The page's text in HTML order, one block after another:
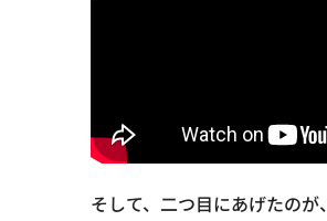
そして、二つ目にあげたの